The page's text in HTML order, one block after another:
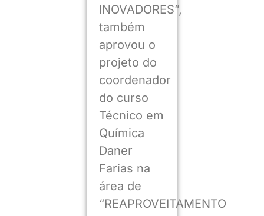
INOVADORES”,
também
aprovou o
projeto do
coordenador
do curso
Técnico em
Química
Daner
Farias na
área de
“REAPROVEITAMENTO